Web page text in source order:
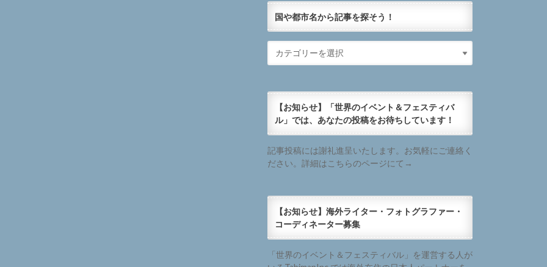
国や都市名から記事を探そう！
【お知らせ】「世界のイベント＆フェスティバ
ル」では、あなたの投稿をお待ちしています！
記事投稿には謝礼進呈いたします。お気軽にご連絡く
ださい。詳細はこちらのページにて→
【お知らせ】海外ライター・フォトグラファー・
コーディネーター募集
「世界のイベント＆フェスティバル」を運営する人が